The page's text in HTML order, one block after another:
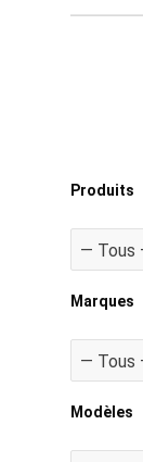
Produits
Marques
Modèles